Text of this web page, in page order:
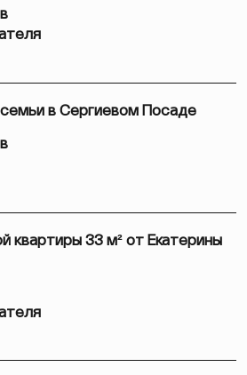
в Сергиевом Посаде
квартиры 33 м² от Екатерины